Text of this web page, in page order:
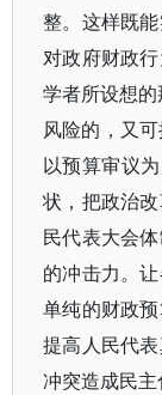
整。这样既
对政府财政
学者所设想
风险的，又
以预算审议
状，把政治
民代表大会
的冲击力。
单纯的财政
提高人民代
冲突造成民